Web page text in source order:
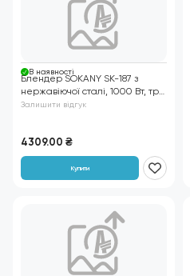
В нaявності
Блендер SOKANY SK-187 з
нержавіючої сталі, 1000 Вт, три
чаші 0,5/1/1,5 л, сріблястий
Залишити відгук
4309.00 ₴
Купити